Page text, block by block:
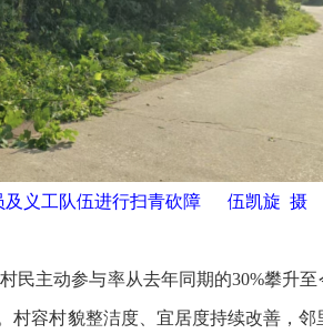
及义工队伍进行扫青砍障 伍凯旋 摄
主动参与率从去年同期的30%攀升至
村容村貌整洁度、宜居度持续改善，